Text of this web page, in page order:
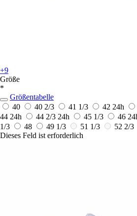
+9
Größe
*
Größentabelle
40
40 2/3 41 1/3 42 24h
44 24h 44 2/3 24h 45 1/3 46
1/3
48 49 1/3 51 1/3 52 2/3
Dieses Feld ist erforderlich